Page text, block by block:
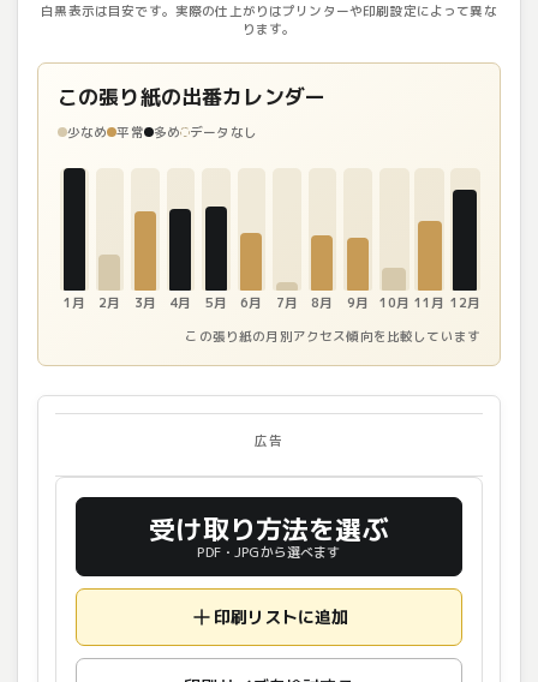
白黒表示は目安です。実際の仕上がりはプリンターや印刷設定によって異な
ります。
この張り紙の出番カレンダー
少なめ 平常 多め データなし
1月 2月 3月 4月 5月 6月 7月 8月 9月 10月 11月 12月
この張り紙の月別アクセス傾向を比較しています
広告
受け取り方法を選ぶ
PDF・JPGから選べます
印刷リストに追加